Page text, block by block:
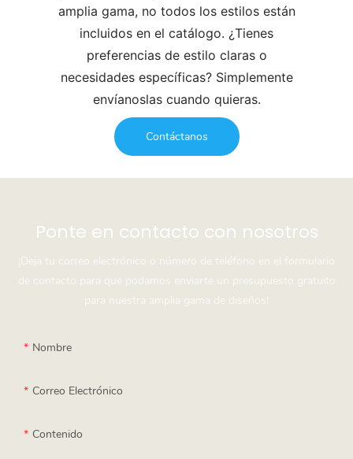
amplia gama, no todos los estilos están
incluidos en el catálogo. ¿Tienes
preferencias de estilo claras o
necesidades específicas? Simplemente
envíanoslas cuando quieras.
Contáctanos
Ponte en contacto con nosotros
¡Deja tu correo electrónico o número de teléfono en el formulario
de contacto para que podamos enviarte un presupuesto gratuito
para nuestra amplia gama de diseños!
Nombre
Correo Electrónico
Contenido